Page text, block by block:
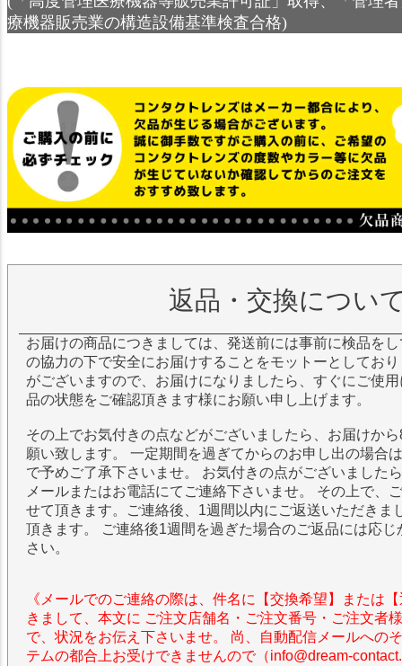
療機器販売業の構造設備基準検査合格)
返品・交換につい
お届けの商品につきましては、発送前には事前に検品を
の協力の下で安全にお届けすることをモットーとしてお
がございますので、お届けになりましたら、すぐにご使
品の状態をご確認頂きます様にお願い申し上げます。
その上でお気付きの点などがございましたら、お届けか
願い致します。 一定期間を過ぎてからのお申し出の場合
で予めご了承下さいませ。 お気付きの点がございました
メールまたはお電話にてご連絡下さいませ。 その上で、
せて頂きます。ご連絡後、1週間以内にご返送いただきま
頂きます。 ご連絡後1週間を過ぎた場合のご返品には応
さい。
《メールでのご連絡の際は、件名に【交換希望】または
きまして、本文に ご注文店舗名・ご注文番号・ご注文者
で、状況をお伝え下さいませ。 尚、自動配信メールへの
テムの都合上お受けできませんので（info@dream-